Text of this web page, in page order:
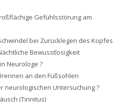
Gefühlsstörung am
bei Zurücklegen des Kopfes
Bewusstlosigkeit
Neurologe ?
an den Fußsohlen
neurologischen Untersuchung ?
(Tinnitus)